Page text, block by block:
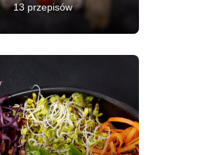
13 przepisów